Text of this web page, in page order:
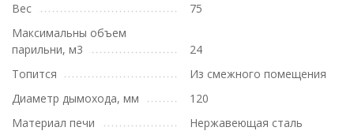
Вес
75
Максимальны объем
парильни, м3
24
Топится
Из смежного помещения
Диаметр дымохода, мм
120
Материал печи
Нержавеющая сталь